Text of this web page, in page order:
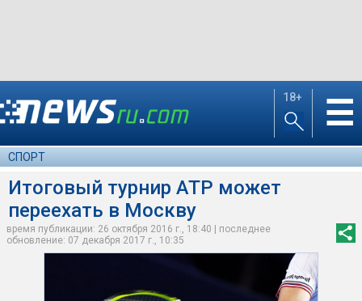
18+ ☰
СПОРТ
Итоговый турнир ATP может
переехать в Москву
время публикации: 26 октября 2016 г., 18:40 | последнее
обновление: 07 декабря 2017 г., 10:35